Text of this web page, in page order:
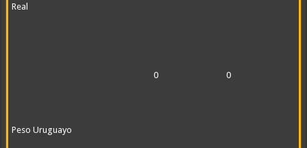
Real
Peso Uruguayo
0 0